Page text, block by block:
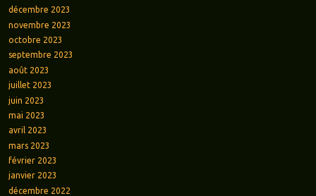
décembre 2023
novembre 2023
octobre 2023
septembre 2023
août 2023
juillet 2023
juin 2023
mai 2023
avril 2023
mars 2023
février 2023
janvier 2023
décembre 2022